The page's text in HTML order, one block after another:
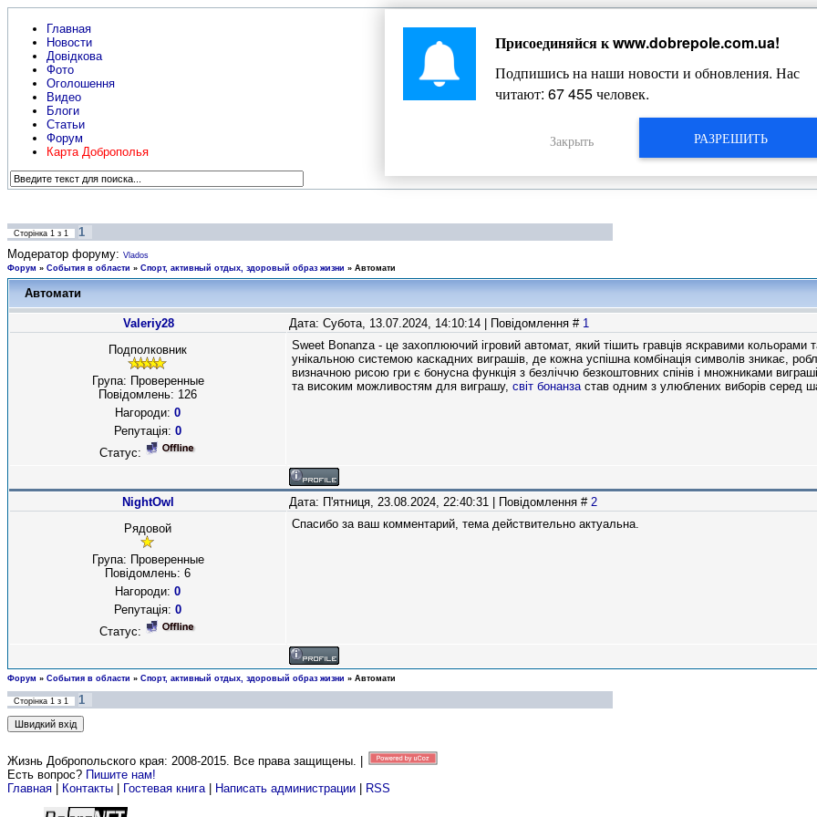
Главная
Новости
Довідкова
Фото
Оголошення
Видео
Блоги
Статьи
Форум
Карта Доброполья
Жизнь Добропольского края
Сторінка 1 з 1
1
Модератор форуму: Vlados
Форум » События в области » Спорт, активный отдых, здоровый образ жизни » Автомати
Автомати
Valeriy28 Дата: Субота, 13.07.2024, 14:10:14 | Повідомлення # 1
Подполковник
Група: Проверенные
Повідомлень: 126
Нагороди: 0
Репутація: 0
Статус:
Sweet Bonanza - це захоплюючий ігровий автомат, який тішить гравців яскравими
унікальною системою каскадних виграшів, де кожна успішна комбінація символів зникає,
визначною рисою гри є бонусна функція з безліччю безкоштовних спінів і множниками
та високим можливостям для виграшу, світ бонанзастав одним з улюблених виборів серед
NightOwl Дата: П'ятниця, 23.08.2024, 22:40:31 | Повідомлення # 2
Рядовой
Група: Проверенные
Повідомлень: 6
Нагороди: 0
Репутація: 0
Статус:
Спасибо за ваш комментарий, тема действительно актуальна.
Форум » События в области » Спорт, активный отдых, здоровый образ жизни » Автомати
Сторінка 1 з 1 1
Жизнь Добропольского края: 2008-2015. Все права защищены. |
Есть вопрос? Пишите нам!
Главная
Контакты Гостевая книга| Написать администрации RSS
Присоединяйся кwww.dobrepole.com.ua!
Подпишись на наши новости и обновления. Нас
читают: 67 455человек.
РАЗРЕШИТЬ
Закрыть